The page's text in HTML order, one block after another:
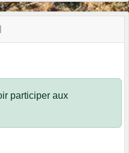
participer aux